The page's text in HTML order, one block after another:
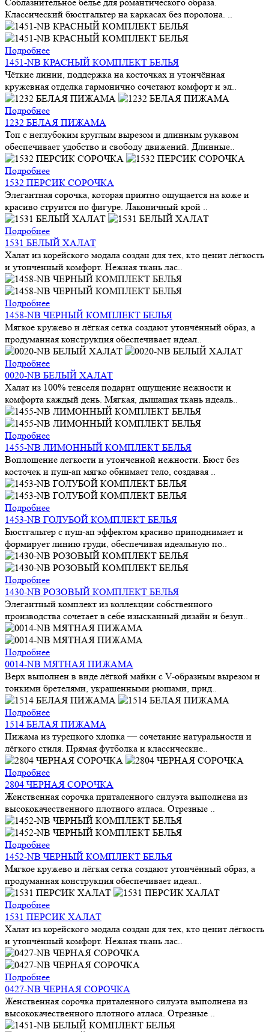
Классический бюстгальтер на каркасах без поролона. ..
Подробнее
1451-NB КРАСНЫЙ КОМПЛЕКТ БЕЛЬЯ
Чёткие линии, поддержка на косточках и утончённая
кружевная отделка гармонично сочетают комфорт и эл..
Подробнее
1232 БЕЛАЯ ПИЖАМА
Топ с неглубоким круглым вырезом и длинным рукавом
обеспечивает удобство и свободу движений. Длинные..
Подробнее
1532 ПЕРСИК СОРОЧКА
Элегантная сорочка, которая приятно ощущается на коже и
красиво струится по фигуре. Лаконичный крой ..
Подробнее
1531 БЕЛЫЙ ХАЛАТ
Халат из корейского модала создан для тех, кто ценит лёгкость
и утончённый комфорт. Нежная ткань лас..
Подробнее
1458-NB ЧЕРНЫЙ КОМПЛЕКТ БЕЛЬЯ
Мягкое кружево и лёгкая сетка создают утончённый образ, а
продуманная конструкция обеспечивает идеал..
Подробнее
0020-NB БЕЛЫЙ ХАЛАТ
Халат из 100% тенселя подарит ощущение нежности и
комфорта каждый день. Мягкая, дышащая ткань идеаль..
Подробнее
1455-NB ЛИМОННЫЙ КОМПЛЕКТ БЕЛЬЯ
Воплощение легкости и утонченной нежности. Бюст без
косточек и пуш-ап мягко обнимает тело, создавая ..
Подробнее
1453-NB ГОЛУБОЙ КОМПЛЕКТ БЕЛЬЯ
Бюстгальтер с пуш-ап эффектом красиво приподнимает и
формирует линию груди, обеспечивая идеальную по..
Подробнее
1430-NB РОЗОВЫЙ КОМПЛЕКТ БЕЛЬЯ
Элегантный комплект из коллекции собственного
производства сочетает в себе изысканный дизайн и безуп..
Подробнее
0014-NB МЯТНАЯ ПИЖАМА
Верх выполнен в виде лёгкой майки с V-образным вырезом и
тонкими бретелями, украшенными рюшами, прид..
Подробнее
1514 БЕЛАЯ ПИЖАМА
Пижама из турецкого хлопка — сочетание натуральности и
лёгкого стиля. Прямая футболка и классические..
Подробнее
2804 ЧЕРНАЯ СОРОЧКА
Женственная сорочка приталенного силуэта выполнена из
высококачественного плотного атласа. Отрезные ..
Подробнее
1452-NB ЧЕРНЫЙ КОМПЛЕКТ БЕЛЬЯ
Мягкое кружево и лёгкая сетка создают утончённый образ, а
продуманная конструкция обеспечивает идеал..
Подробнее
1531 ПЕРСИК ХАЛАТ
Халат из корейского модала создан для тех, кто ценит лёгкость
и утончённый комфорт. Нежная ткань лас..
Подробнее
0427-NB ЧЕРНАЯ СОРОЧКА
Женственная сорочка приталенного силуэта выполнена из
высококачественного плотного атласа. Отрезные ..